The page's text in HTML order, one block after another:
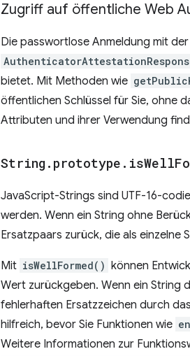
Zugriff auf öffentliche Web
Die passwortlose Anmeldung mit
bietet. Mit Methoden wie
öffentlichen Schlüssel für Sie, ohne
Attributen und ihrer Verwendung
String . prototype . isWell
JavaScript-Strings sind UTF-16-
werden. Wenn ein String ohne
Ersatzpaars zurück, die als
Mit isWellFormed() können
Wert zurückgeben. Wenn ein String
fehlerhaften Ersatzzeichen durch
hilfreich, bevor Sie Funktionen wie
Weitere Informationen zur